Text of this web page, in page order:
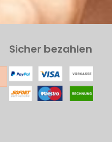
Sicher bezahlen